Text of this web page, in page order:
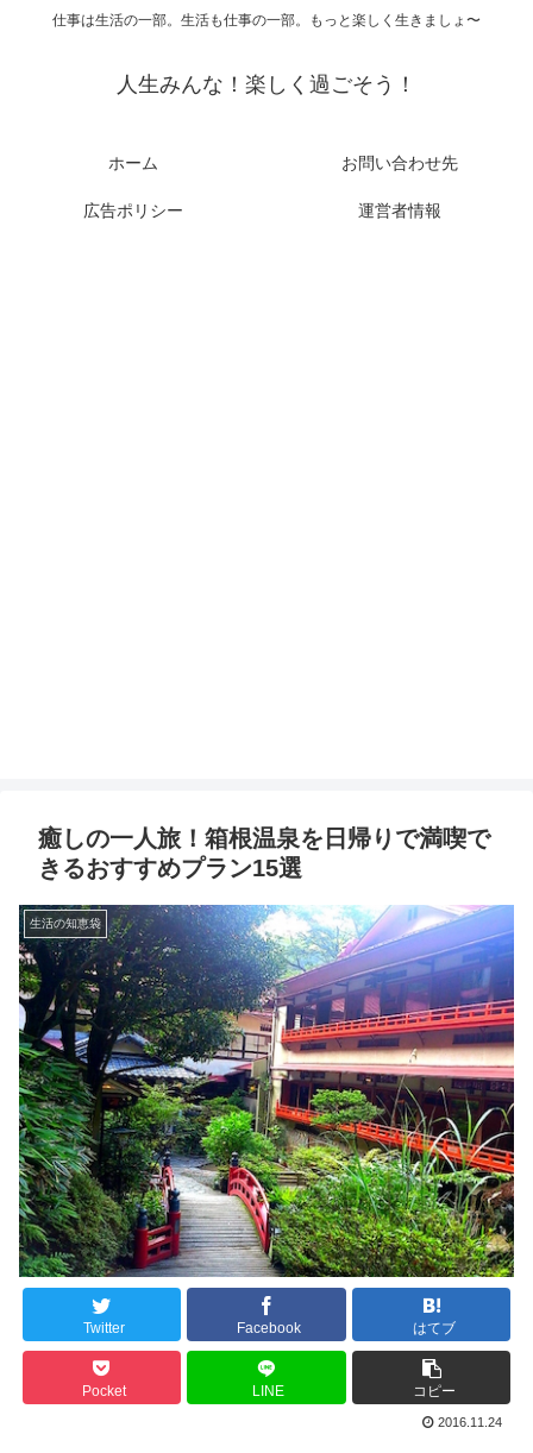
仕事は生活の一部。生活も仕事の一部。もっと楽しく生きましょ〜
人生みんな！楽しく過ごそう！
ホーム お問い合わせ先
広告ポリシー 運営者情報
癒しの一人旅！箱根温泉を日帰りで満喫で
きるおすすめプラン15選
生活の知恵袋
Twitter Facebook はてブ
Pocket LINE コピー
2016.11.24